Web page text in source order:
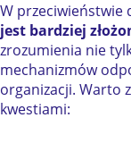
W przeciwieństwie
jest bardziej
zrozumienia nie
mechanizmów
organizacji. Warto
kwestiami: